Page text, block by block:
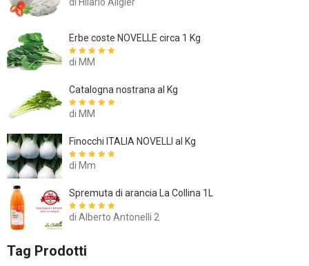
Erbe coste NOVELLE circa 1 Kg
Valutato
di MM
Catalogna nostrana al Kg
Valutato
di MM
Finocchi ITALIA NOVELLI al Kg
Valutato
di Mm
Spremuta di arancia La Collina 1L
Valutato5su
di Alberto Antonelli 2
Tag Prodotti